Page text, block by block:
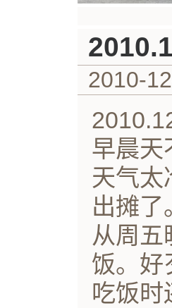
2010-
早晨天
天气太
出摊了
从周五
饭。好
吃饭时